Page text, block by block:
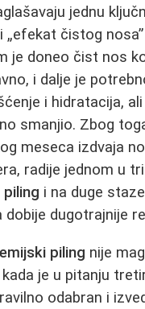
jednu
čistog
je doneo čist nos
i dalje je
i hidratacija,
smanjio. Zbog
meseca izdvaja
radije jednom u
piling i na duge
dobije dugotrajnije
piling nije
je u pitanju
odabran i